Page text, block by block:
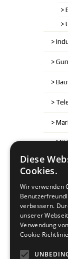
Diese
Cookies.
Wir verwenden
verbessern.
unserer
Verwendung
Cookie-